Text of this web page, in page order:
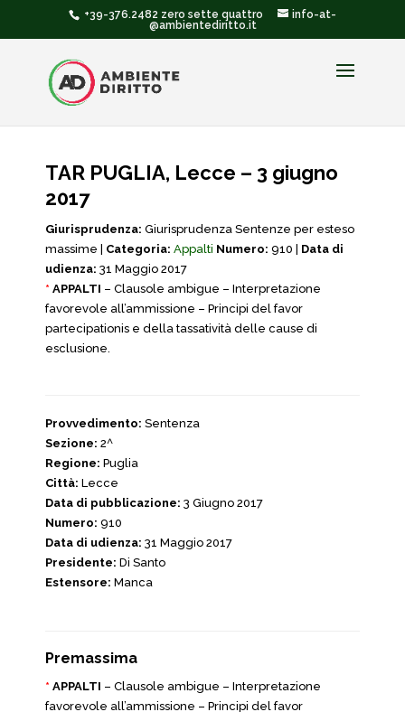
+39-376.2482 zero sette quattro
info-at-
@ambientediritto.it
TAR PUGLIA, Lecce – 3 giugno
2017
Giurisprudenza: Giurisprudenza Sentenze per esteso
massime | Categoria: Appalti Numero: 910 | Data di
udienza: 31 Maggio 2017
* APPALTI – Clausole ambigue – Interpretazione
favorevole all’ammissione – Principi del favor
partecipationis e della tassatività delle cause di
esclusione.
Provvedimento: Sentenza
Sezione: 2^
Regione: Puglia
Città: Lecce
Data di pubblicazione: 3 Giugno 2017
Numero: 910
Data di udienza: 31 Maggio 2017
Presidente: Di Santo
Estensore: Manca
Premassima
* APPALTI – Clausole ambigue – Interpretazione
favorevole all’ammissione – Principi del favor